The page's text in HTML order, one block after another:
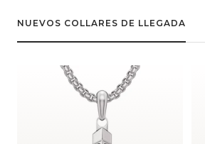
NUEVOS COLLARES DE LLEGADA